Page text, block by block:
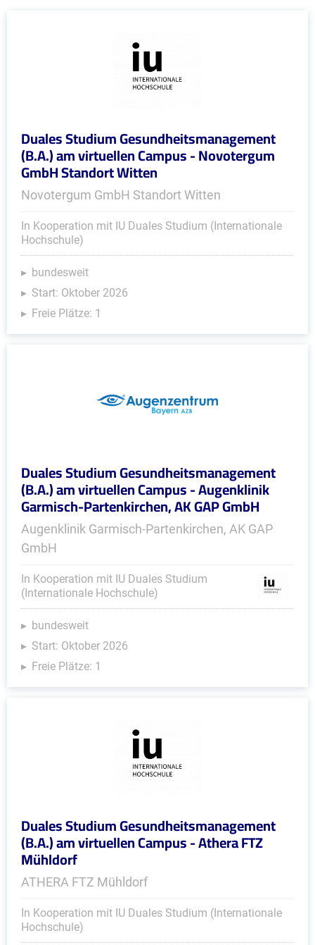
Duales Studium Gesundheitsmanagement
(B.A.) am virtuellen Campus - Novotergum
GmbH Standort Witten
Novotergum GmbH Standort Witten
In Kooperation mit IU Duales Studium (Internationale
Hochschule)
bundesweit
Start: Oktober 2026
Freie Plätze: 1
Duales Studium Gesundheitsmanagement
(B.A.) am virtuellen Campus - Augenklinik
Garmisch-Partenkirchen, AK GAP GmbH
Augenklinik Garmisch-Partenkirchen, AK GAP
GmbH
In Kooperation mit IU Duales Studium
(Internationale Hochschule)
bundesweit
Start: Oktober 2026
Freie Plätze: 1
Duales Studium Gesundheitsmanagement
(B.A.) am virtuellen Campus - Athera FTZ
Mühldorf
ATHERA FTZ Mühldorf
In Kooperation mit IU Duales Studium (Internationale
Hochschule)